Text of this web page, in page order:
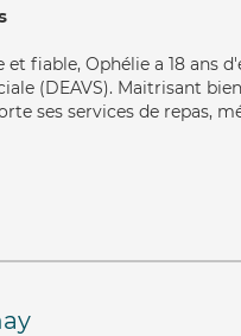
et fiable, Ophélie a 18 ans
(DEAVS). Maitrisant
ses services de repas,